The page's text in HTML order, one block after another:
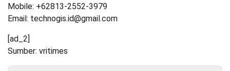
Mobile: +62813-2552-3979
Email: technogis.id@gmail.com
[ad_2]
Sumber: vritimes